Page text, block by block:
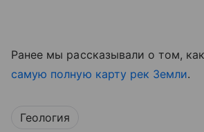
Ранее мы рассказывали о том,
самую полную карту рек Земли.
Геология